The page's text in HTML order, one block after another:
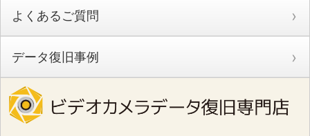
よくあるご質問
データ復旧事例